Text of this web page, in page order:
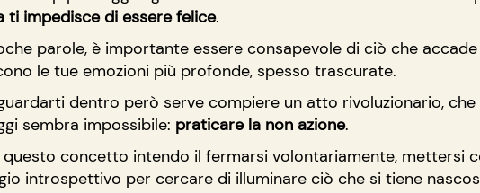
ti impedisce di essere felice.
parole, è importante essere consapevole di ciò che
le tue emozioni più profonde, spesso trascurate.
dentro però serve compiere un atto rivoluzionario,
sembra impossibile: praticare la non azione.
questo concetto intendo il fermarsi volontariamente, mettersi
introspettivo per cercare di illuminare ciò che si tiene